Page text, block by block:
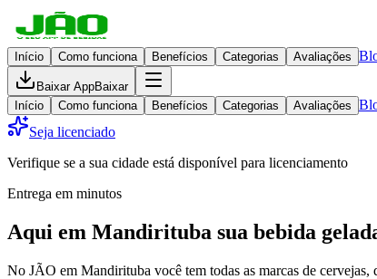
Início Como funciona Benefícios Categorias Avaliações
Baixar AppBaixar
Início
Como funciona Benefícios Categorias Avaliações
Seja licenciado
Verifique se a sua cidade está disponível para licenciamento
Entrega em minutos
Aqui em Mandirituba sua bebida
No JÃO em Mandirituba você tem todas as marcas de